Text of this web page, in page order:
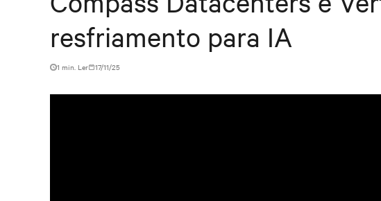
resfriamento para IA
1 min. Ler 17/11/25